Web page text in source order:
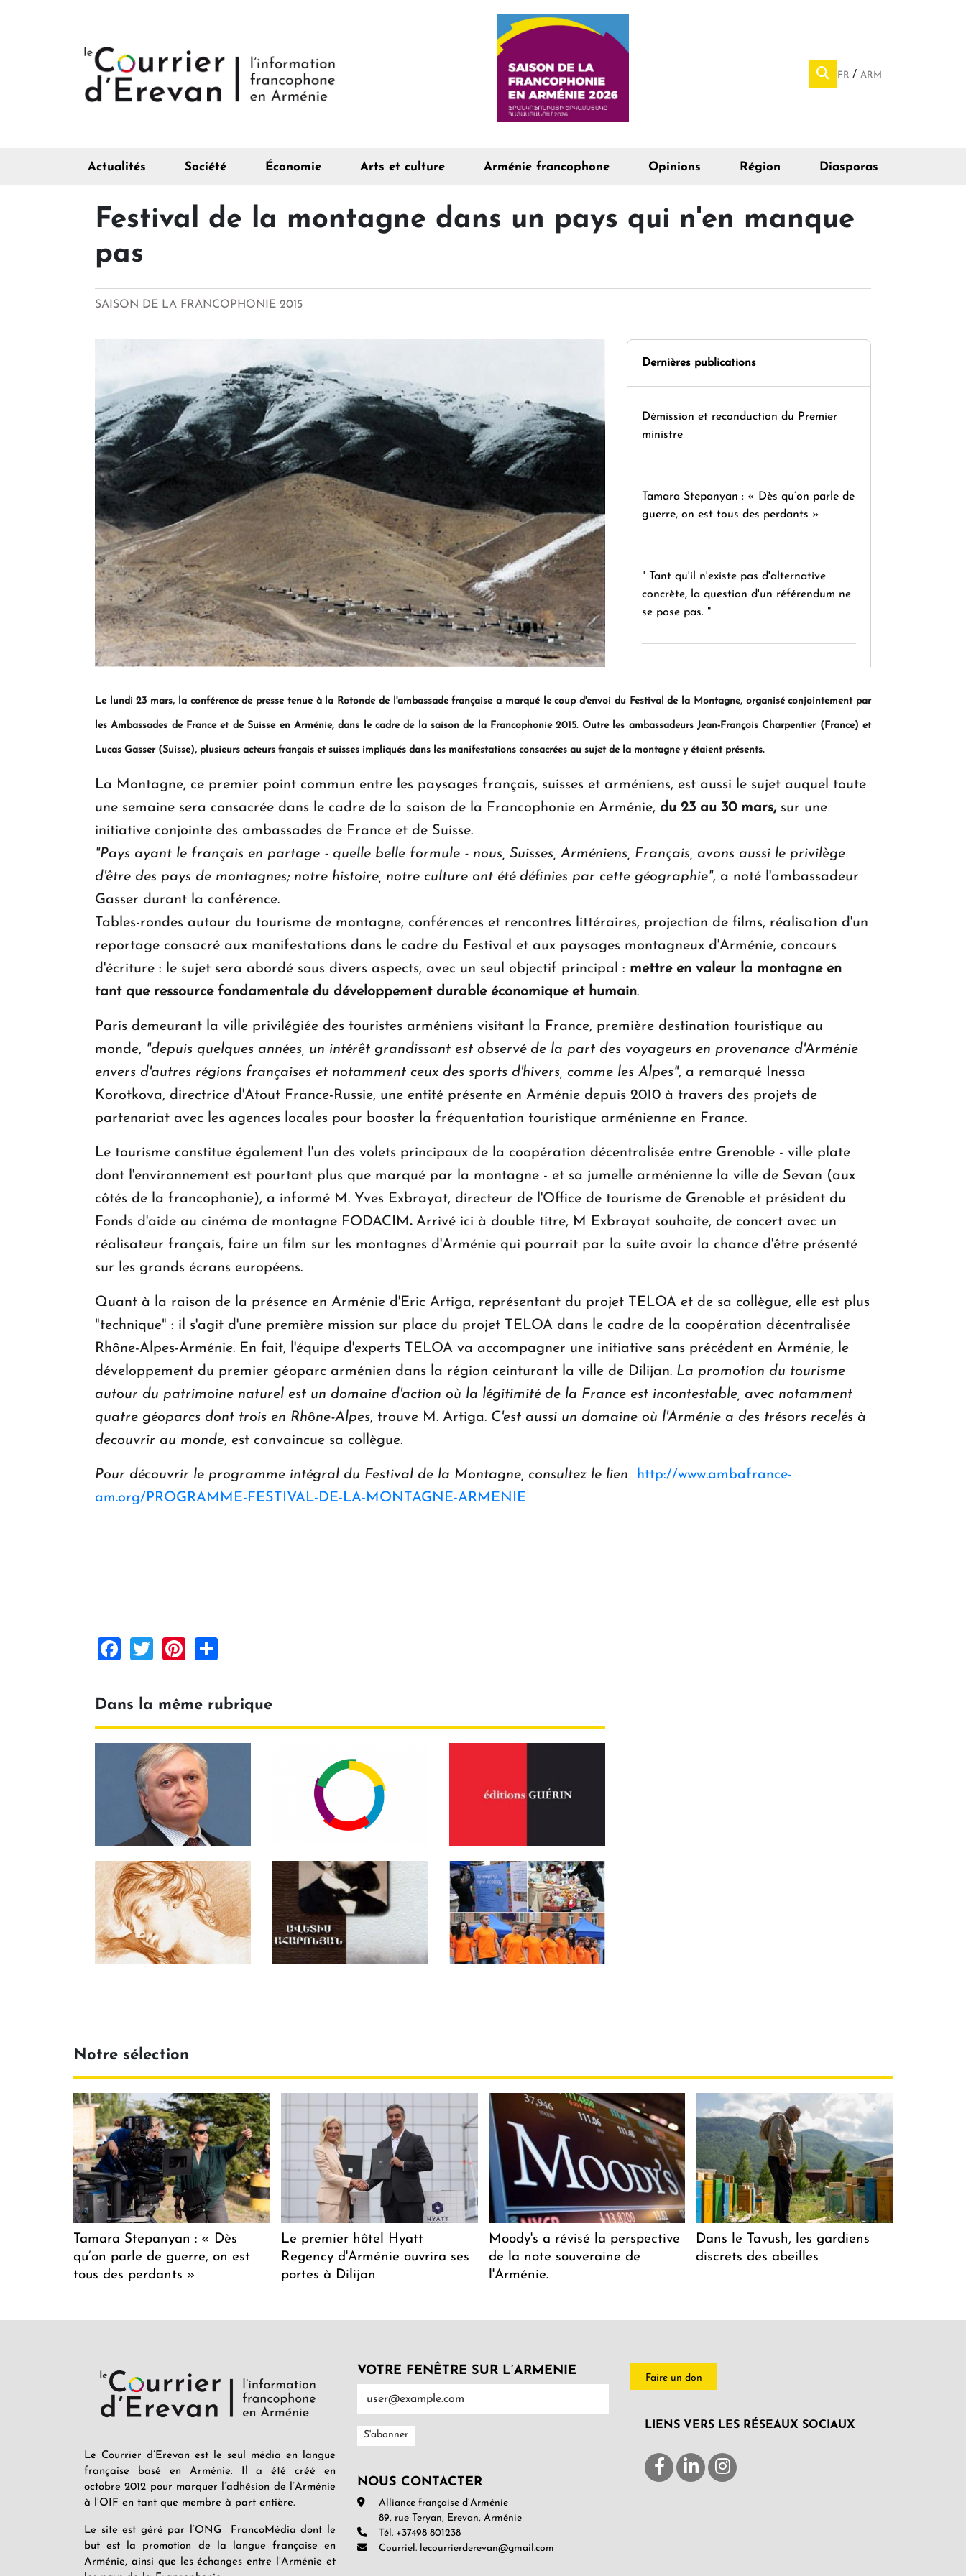
FR ARM
Actualités Société Économie Arts et culture Arménie francophone Opinions Région Diasporas
Festival de la montagne dans un pays qui n'en manque
pas
SAISON DE LA FRANCOPHONIE 2015
Dernières publications
Démission et reconduction du Premier
ministre
Tamara Stepanyan : « Dès qu’on parle de
guerre, on est tous des perdants »
" Tant qu'il n'existe pas d'alternative
concrète, la question d'un référendum ne
se pose pas. "
d'avenir en Arménie
Le premier hôtel Hyatt Regency
Le lundi 23 mars, la conférence de presse tenue àla Rotonde de l'ambassade française a marquéle coup d'envoi du Festival de la Montagne, organiséconjointement par
les Ambassades de France et de Suisse en Arménie, dans le cadre de la saison de la Francophonie 2015. Outre les ambassadeurs Jean-François Charpentier (France) et
Lucas Gasser (Suisse), plusieurs acteurs français et suisses impliqués dans les manifestations consacrées au sujet de la montagne y étaient présents.
La Montagne, ce premier point commun entre les paysages français, suisses et arméniens, est aussi le sujet auquel toute
une semaine sera consacrée dans le cadre de la saison de la Francophonie en Arménie, du 23 au 30 mars,sur une
initiative conjointe des ambassades de France et de Suisse.
"Pays ayant le français en partage - quelle belle formule - nous, Suisses, Arméniens, Français, avons aussi le privilège
d'être des pays de montagnes; notre histoire, notre culture ont étédéfinies par cette géographie", a noté l'ambassadeur
Gasser durant la conférence.
Tables-rondes autour du tourisme de montagne, conférences et rencontres littéraires, projection de films, réalisation d'un
reportage consacré aux manifestations dans le cadre du Festival et aux paysages montagneux d'Arménie, concours
d'écriture : le sujet sera abordé sous divers aspects, avec un seul objectif principal : mettre en valeur la montagne en
tant que ressource fondamentale du développement durable économique et humain.
Paris demeurant la ville privilégiée des touristes arméniens visitant la France, première destination touristique au
monde, "depuis quelques années, un intérêt grandissant est observéde la part des voyageurs en provenance d'Arménie
envers d'autres régions françaises et notamment ceux des sports d'hivers, comme les Alpes", a remarqué Inessa
Korotkova, directrice d'Atout France-Russie, une entité présente en Arménie depuis 2010 à travers des projets de
partenariat avec les agences locales pour booster la fréquentation touristique arménienne en France.
Le tourisme constitue également l'un des volets principaux de la coopération décentralisée entre Grenoble - ville plate
dont l'environnement est pourtant plus que marqué par la montagne - et sa jumelle arménienne la ville de Sevan (aux
côtés de la francophonie), a informé M. Yves Exbrayat, directeur de l'Office de tourisme de Grenoble et président du
Fonds d'aide au cinéma de montagne FODACIM. Arrivé ici à double titre, M Exbrayat souhaite, de concert avec un
réalisateur français, faire un film sur les montagnes d'Arménie qui pourrait par la suite avoir la chance d'être présenté
sur les grands écrans européens.
Quant à la raison de la présence en Arménie d'Eric Artiga, représentant du projet TELOA et de sa collègue, elle est plus
"technique" : il s'agit d'une première mission sur place du projet TELOA dans le cadre de la coopération décentralisée
Rhône-Alpes-Arménie. En fait, l'équipe d'experts TELOA va accompagner une initiative sans précédent en Arménie, le
développement du premier géoparc arménien dans la région ceinturant la ville de Dilijan. La promotion du tourisme
autour du patrimoine naturel est un domaine d'action où la légitimitéde la France est incontestable, avec notamment
quatre géoparcs dont trois en Rhône-Alpes, trouve M. Artiga. C'est aussi un domaine où l'Arménie a des trésors recelés à
decouvrir au monde, est convaincue sa collègue.
Pour découvrir le programme intégral du Festival de la Montagne, consultez le lien http://www.ambafrance-
am.org/PROGRAMME-FESTIVAL-DE-LA-MONTAGNE-ARMENIE
Facebook
TwitterPinterest
Dans la même rubrique
Notre sélection
Tamara Stepanyan : « Dès
qu’on parle de guerre, on est
tous des perdants »
Le premier hôtel Hyatt
Regency d'Arménie ouvrira ses
portes à Dilijan
Moody's a révisé la perspective
de la note souveraine de
l'Arménie.
Dans le Tavush, les gardiens
discrets des abeilles
Le Courrier d’Erevan est le seul média en langue
française basé en Arménie. Il a été créé en
octobre 2012 pour marquer l’adhésion de l’Arménie
à l’OIF en tant que membre à part entière.
Le site est géré par l’ONG FrancoMédia dont le
but est la promotion de la langue française en
Arménie, ainsi que les échanges entre l’Arménie et
VOTRE FENÊTRE SUR L’ARMENIE
NOUS CONTACTER
Alliance française d’Arménie
89, rue Teryan, Erevan, Arménie
Tél. +37498 801238
Courriel. lecourrierderevan@gmail.com
Faire un don
LIENS VERS LES RÉSEAUX SOCIAUX